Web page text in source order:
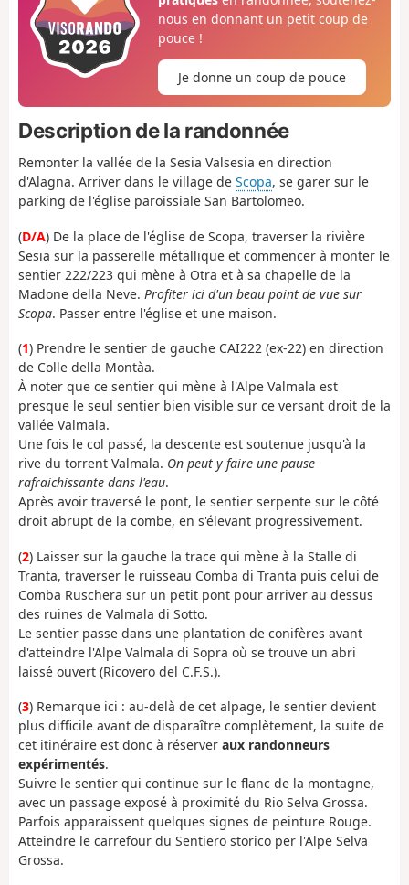
nous en donnant un petit coup de
pouce !
Je donne un coup de pouce
Description de la randonnée
Remonter la vallée de la Sesia Valsesia en direction
d'Alagna. Arriver dans le village de Scopa, se garer sur le
parking de l'église paroissiale San Bartolomeo.
(D/A) De la place de l'église de Scopa, traverser la rivière
Sesia sur la passerelle métallique et commencer à monter le
sentier 222/223 qui mène à Otra et à sa chapelle de la
Madone della Neve. Profiter ici d'un beau point de vue sur
Scopa. Passer entre l'église et une maison.
(1) Prendre le sentier de gauche CAI222 (ex-22) en direction
de Colle della Montàa.
À noter que ce sentier qui mène à l'Alpe Valmala est
presque le seul sentier bien visible sur ce versant droit de la
vallée Valmala.
Une fois le col passé, la descente est soutenue jusqu'à la
rive du torrent Valmala. On peut y faire une pause
rafraichissante dans l'eau.
Après avoir traversé le pont, le sentier serpente sur le côté
droit abrupt de la combe, en s'élevant progressivement.
(2) Laisser sur la gauche la trace qui mène à la Stalle di
Tranta, traverser le ruisseau Comba di Tranta puis celui de
Comba Ruschera sur un petit pont pour arriver au dessus
des ruines de Valmala di Sotto.
Le sentier passe dans une plantation de conifères avant
d'atteindre l'Alpe Valmala di Sopra où se trouve un abri
laissé ouvert (Ricovero del C.F.S.).
(3) Remarque ici : au-delà de cet alpage, le sentier devient
plus difficile avant de disparaître complètement, la suite de
cet itinéraire est donc à réserver aux randonneurs
expérimentés.
Suivre le sentier qui continue sur le flanc de la montagne,
avec un passage exposé à proximité du Rio Selva Grossa.
Parfois apparaissent quelques signes de peinture Rouge.
Atteindre le carrefour du Sentiero storico per l'Alpe Selva
Grossa.